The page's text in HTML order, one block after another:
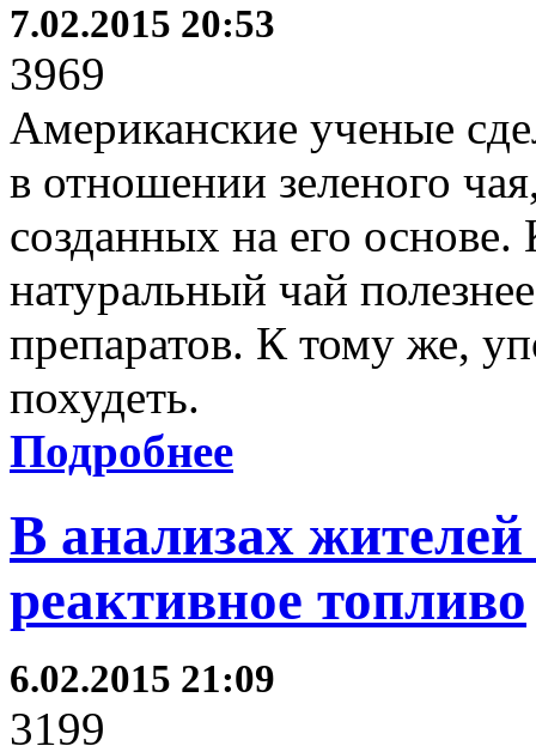
7.02.2015 20:53
3969
Американские ученые
в отношении зеленого
созданных на его
натуральный чай
препаратов. К тому же,
похудеть.
Подробнее
В анализах
реактивное топливо
6.02.2015 21:09
3199